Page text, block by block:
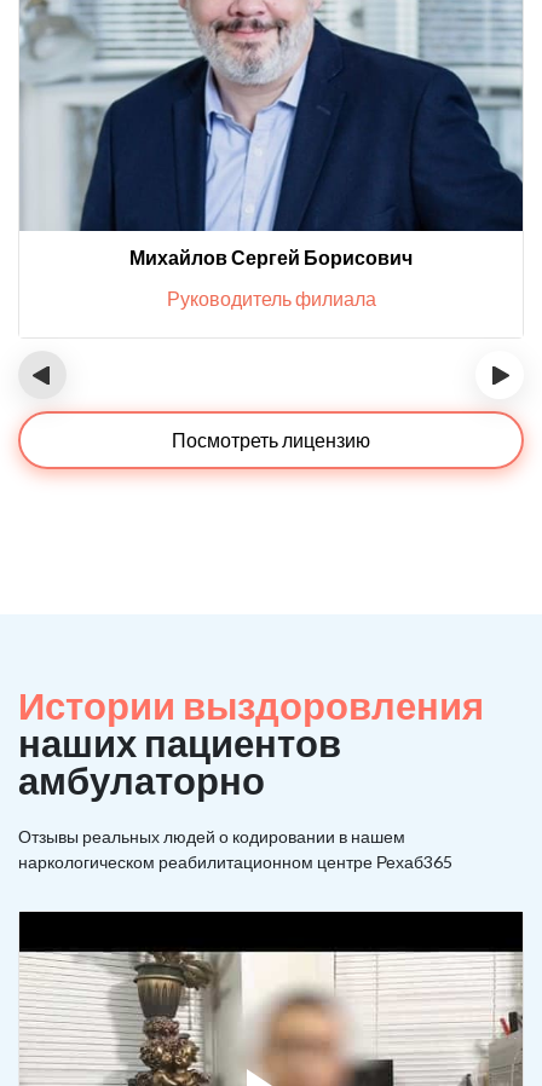
Михайлов Сергей Борисович
Руководитель филиала
‹ ›
Посмотреть лицензию
Истории выздоровления
наших пациентов
амбулаторно
Отзывы реальных людей о кодировании в нашем
наркологическом реабилитационном центре Рехаб365